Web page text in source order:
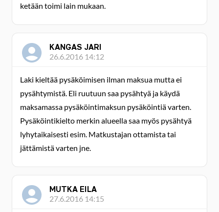
ketään toimi lain mukaan.
KANGAS JARI
26.6.2016 14:12
Laki kieltää pysäköimisen ilman maksua mutta ei
pysähtymistä. Eli ruutuun saa pysähtyä ja käydä
maksamassa pysäköintimaksun pysäköintiä varten.
Pysäköintikielto merkin alueella saa myös pysähtyä
lyhytaikaisesti esim. Matkustajan ottamista tai
jättämistä varten jne.
MUTKA EILA
27.6.2016 14:15